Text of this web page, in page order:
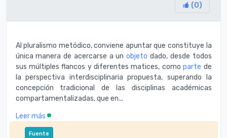
(0)
Al pluralismo metódico, conviene apuntar que constituye la
única manera de acercarse a unobjeto dado, desde todos
sus múltiples flancos y diferentes matices, comoparte de
la perspectiva interdisciplinaria propuesta, superando la
concepción tradicional de las disciplinas académicas
compartamentalizadas, que en...
Leer más
Fuente